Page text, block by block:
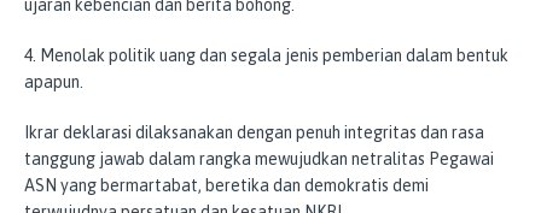
ujaran kebencian dan berita bohong.
4. Menolak politik uang dan segala jenis pemberian dalam bentuk
apapun.
Ikrar deklarasi dilaksanakan dengan penuh integritas dan rasa
tanggung jawab dalam rangka mewujudkan netralitas Pegawai
ASN yang bermartabat, beretika dan demokratis demi